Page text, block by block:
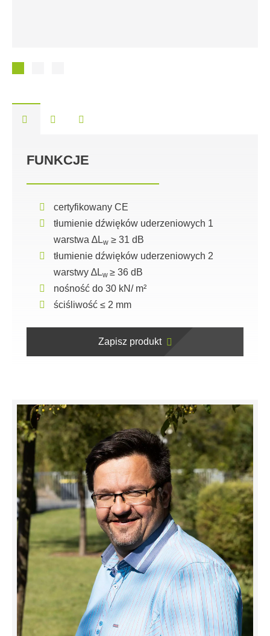
FUNKCJE
certyfikowany CE
tłumienie dźwięków uderzeniowych 1
warstwa ∆Lw ≥ 31 dB
tłumienie dźwięków uderzeniowych 2
warstwy ∆Lw ≥ 36 dB
nośność do 30 kN/ m²
ściśliwość ≤ 2 mm
Zapisz produkt